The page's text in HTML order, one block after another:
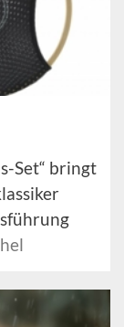
Set“ bringt